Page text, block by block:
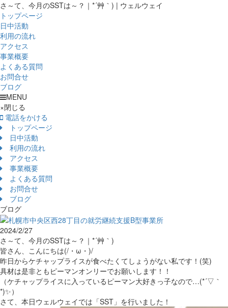
さ～て、今月のSSTは～？｜*´艸｀) | ウェルウェイ
トップページ
日中活動
利用の流れ
アクセス
事業概要
よくある質問
お問合せ
ブログ
MENU
×閉じる
電話をかける
トップページ
日中活動
利用の流れ
アクセス
事業概要
よくある質問
お問合せ
ブログ
ブログ
2024/2/27
さ～て、今月のSSTは～？｜*´艸｀)
皆さん、こんにちは(/・ω・)/
昨日からケチャップライスが食べたくてしょうがない私です！(笑)
具材は是非ともピーマンオンリーでお願いします！！
（ケチャップライスに入っているピーマン大好きっ子なので…(*´▽｀
*)✨）
さて、本日ウェルウェイでは「SST」を行いました！